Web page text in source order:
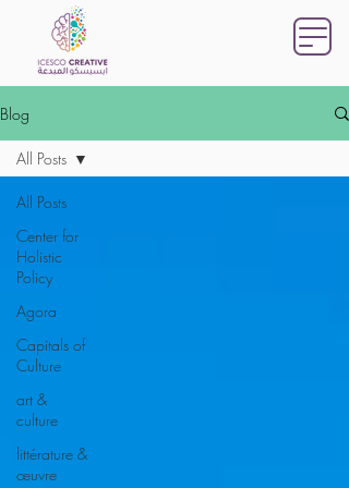
Blog
All Posts
Center for
Holistic
Policy
Agora
Capitals of
Culture
art &
culture
littérature &
œuvre
All Posts